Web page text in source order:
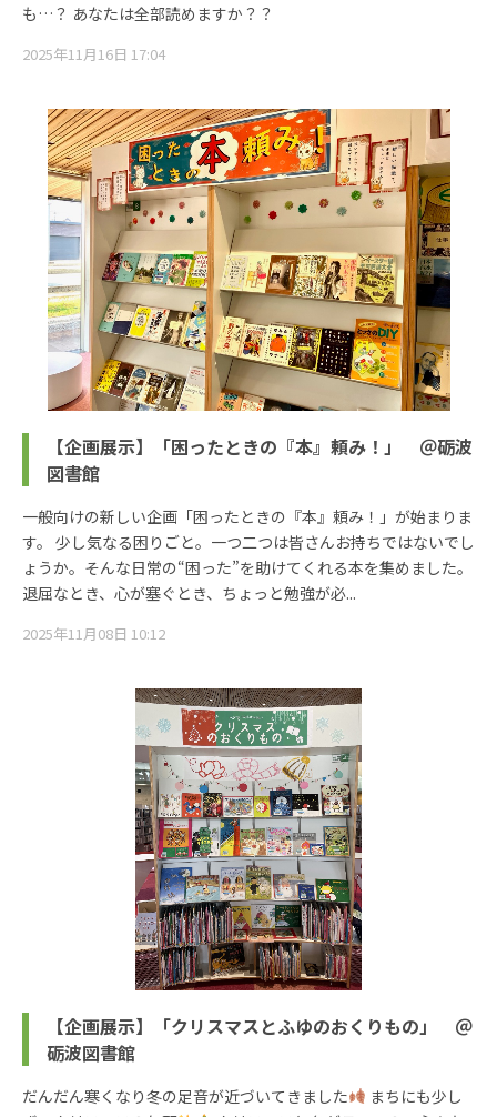
も…？ あなたは全部読めますか？？
2025年11月16日 17:04
【企画展示】「困ったときの『本』頼み！」 ＠砺波
図書館
一般向けの新しい企画「困ったときの『本』頼み！」が始まりま
す。 少し気なる困りごと。一つ二つは皆さんお持ちではないでし
ょうか。そんな日常の“困った”を助けてくれる本を集めました。
退屈なとき、心が塞ぐとき、ちょっと勉強が必...
2025年11月08日 10:12
【企画展示】「クリスマスとふゆのおくりもの」 ＠
砺波図書館
だんだん寒くなり冬の足音が近づいてきました
まちにも少し